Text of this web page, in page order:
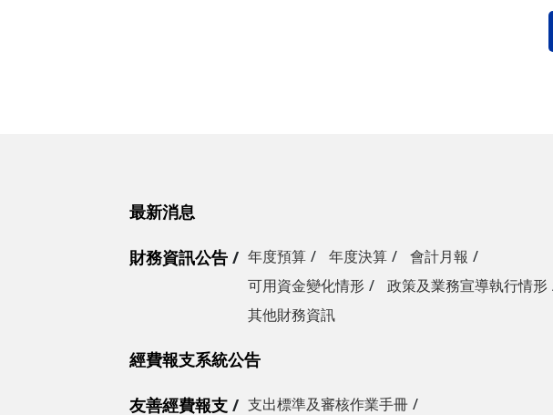
最新消息
財務資訊公告 年度預算 年度決算
會計月報
可用資金變化情形
政策及業務宣導執行情形
其他財務資訊
經費報支系統公告
友善經費報支 支出標準及審核作業手冊